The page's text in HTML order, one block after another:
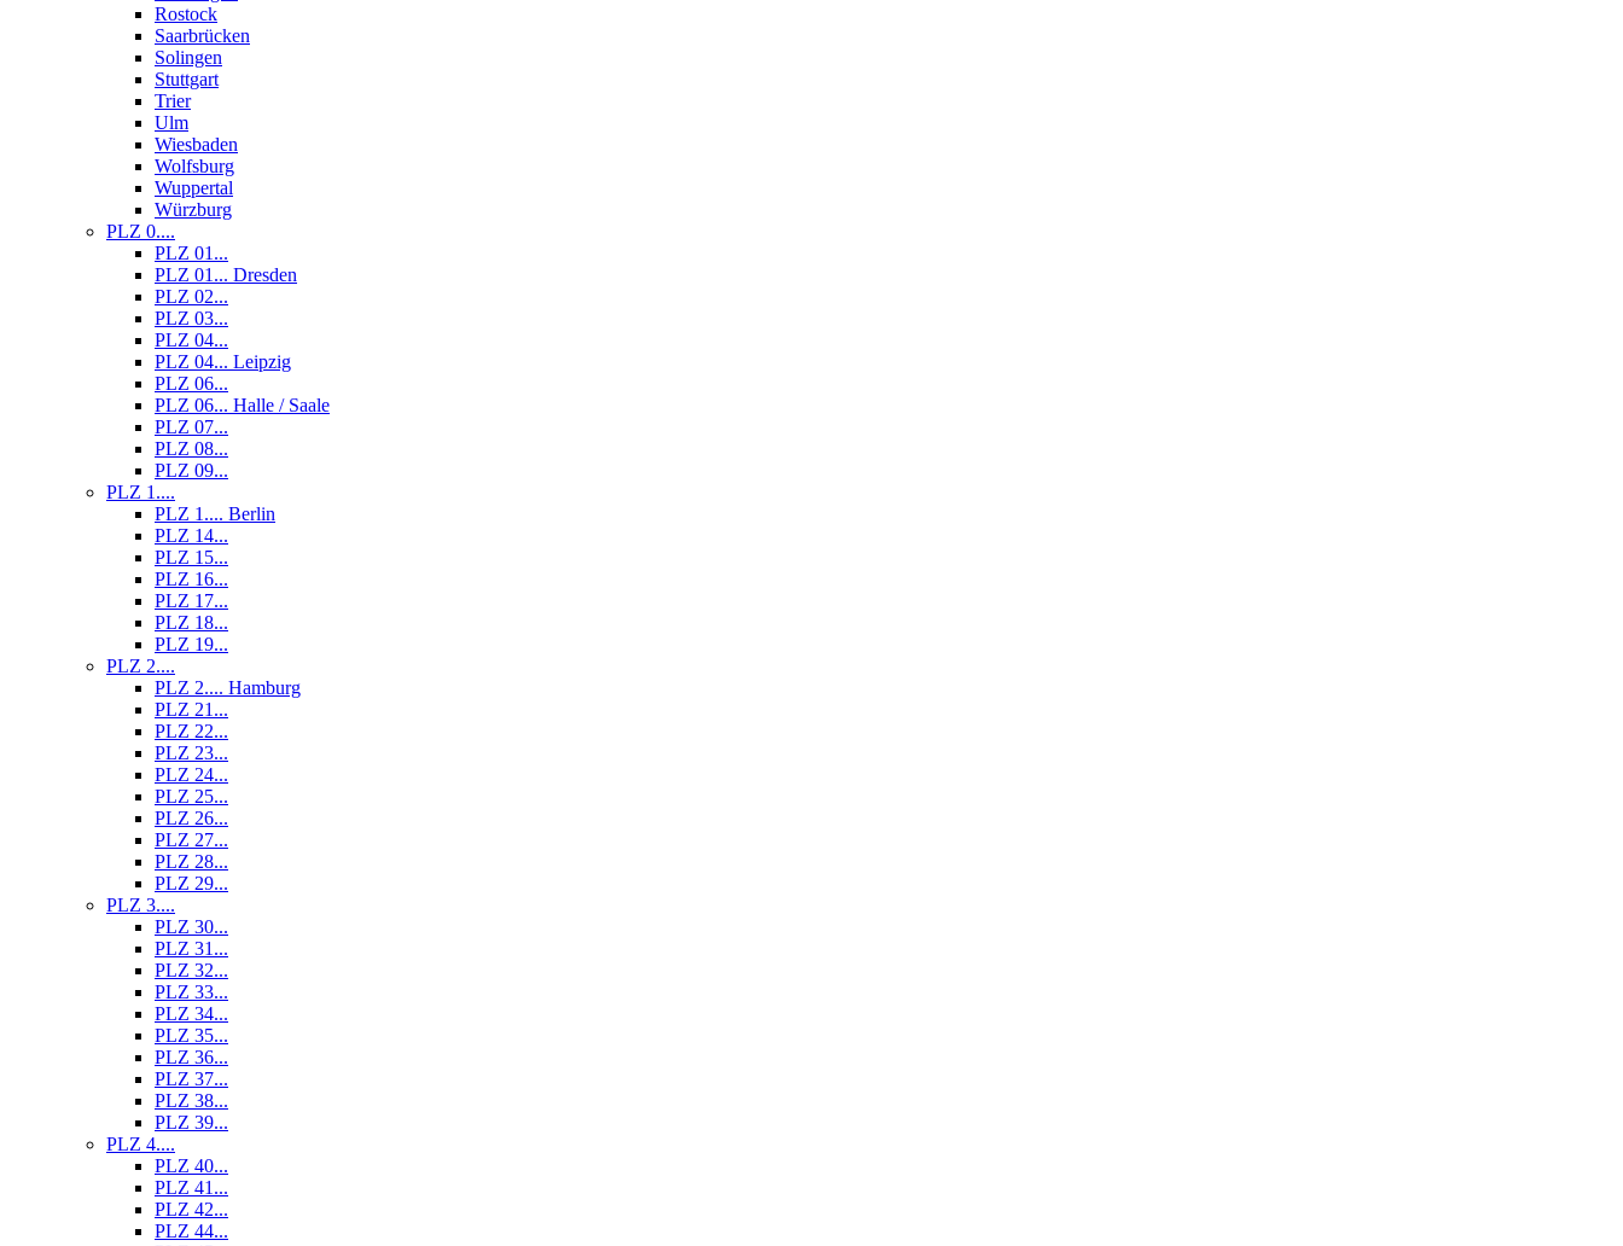
Rostock
Saarbrücken
Solingen
Stuttgart
Trier
Ulm
Wiesbaden
Wolfsburg
Wuppertal
Würzburg
PLZ 0....
PLZ 01...
PLZ 01... Dresden
PLZ 02...
PLZ 03...
PLZ 04...
PLZ 04... Leipzig
PLZ 06...
PLZ 06... Halle / Saale
PLZ 07...
PLZ 08...
PLZ 09...
PLZ 1....
PLZ 1.... Berlin
PLZ 14...
PLZ 15...
PLZ 16...
PLZ 17...
PLZ 18...
PLZ 19...
PLZ 2....
PLZ 2.... Hamburg
PLZ 21...
PLZ 22...
PLZ 23...
PLZ 24...
PLZ 25...
PLZ 26...
PLZ 27...
PLZ 28...
PLZ 29...
PLZ 3....
PLZ 30...
PLZ 31...
PLZ 32...
PLZ 33...
PLZ 34...
PLZ 35...
PLZ 36...
PLZ 37...
PLZ 38...
PLZ 39...
PLZ 4....
PLZ 40...
PLZ 41...
PLZ 42...
PLZ 44...